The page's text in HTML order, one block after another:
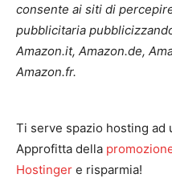
consente ai siti di
pubblicitaria
Amazon.it, Amazon.de,
Amazon.fr.
Ti serve spazio hosting ad
Approfitta della
Hostinger e risparmia!